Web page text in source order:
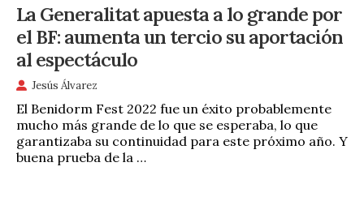
La Generalitat apuesta a lo grande por
el BF: aumenta un tercio su aportación
al espectáculo
Jesús Álvarez
El Benidorm Fest 2022 fue un éxito probablemente
mucho más grande de lo que se esperaba, lo que
garantizaba su continuidad para este próximo año. Y
buena prueba de la …